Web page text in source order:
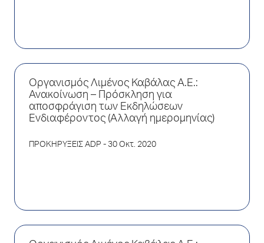
Οργανισμός Λιμένος Καβάλας Α.Ε.:
Ανακοίνωση – Πρόσκληση για
αποσφράγιση των Εκδηλώσεων
Ενδιαφέροντος (Αλλαγή ημερομηνίας)
ΠΡΟΚΗΡΥΞΕΙΣ ADP - 30 Οκτ. 2020